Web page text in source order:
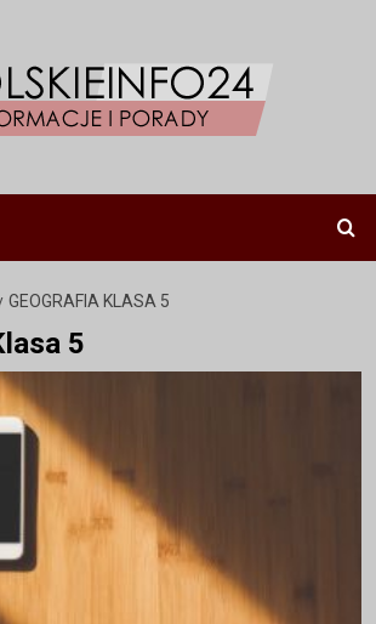
GEOGRAFIA KLASA 5
5